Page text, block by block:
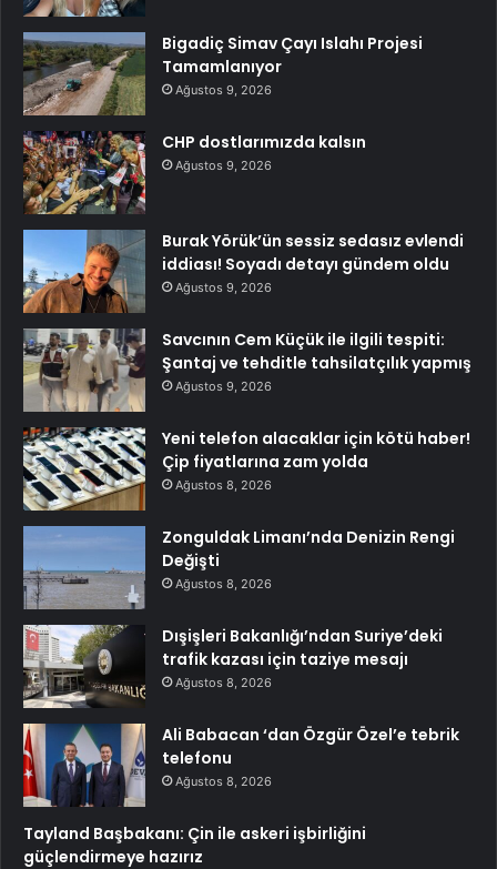
Bigadiç Simav Çayı Islahı Projesi
Tamamlanıyor
Ağustos 9, 2026
CHP dostlarımızda kalsın
Ağustos 9, 2026
Burak Yörük’ün sessiz sedasız evlendi
iddiası! Soyadı detayı gündem oldu
Ağustos 9, 2026
Savcının Cem Küçük ile ilgili tespiti:
Şantaj ve tehditle tahsilatçılık yapmış
Ağustos 9, 2026
Yeni telefon alacaklar için kötü haber!
Çip fiyatlarına zam yolda
Ağustos 8, 2026
Zonguldak Limanı’nda Denizin Rengi
Değişti
Ağustos 8, 2026
Dışişleri Bakanlığı’ndan Suriye’deki
trafik kazası için taziye mesajı
Ağustos 8, 2026
Ali Babacan ‘dan Özgür Özel’e tebrik
telefonu
Ağustos 8, 2026
Tayland Başbakanı: Çin ile askeri işbirliğini
güçlendirmeye hazırız